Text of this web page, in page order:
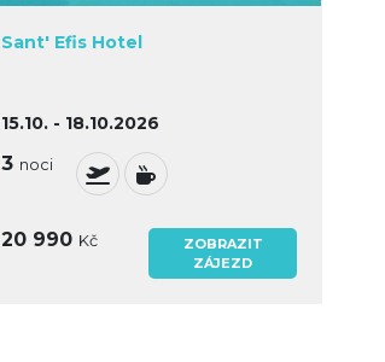
Sant' Efis Hotel
15.10. - 18.10.2026
3 noci
20 990 Kč
ZOBRAZIT
ZÁJEZD